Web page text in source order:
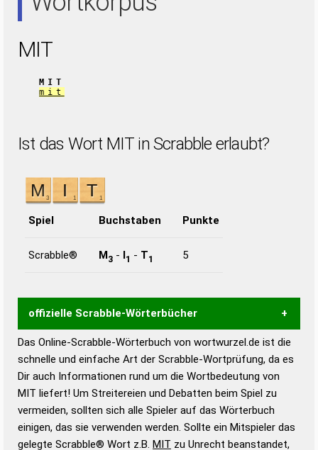
MIT
MIT
mit
Ist das Wort MIT in Scrabble erlaubt?
Spiel Buchstaben Punkte
Scrabble® M3 - I1 - T1 5
offizielle Scrabble-Wörterbücher
Wortwurzel liefert mit Hilfe eines semantischen
Wortanalyse-Algorithmus gute Anhaltspunkte zu
Wortbedeutung, Worttrennung und Wortform, um die
Gültigkeit eines Wortes für das Scrabble-Spiel zu
bestimmen!
zugelassene Turnier Scrabble-
Wörterbücher sind:
Das Online-Scrabble-Wörterbuch von wortwurzel.de ist die
schnelle und einfache Art der Scrabble-Wortprüfung, da es
Dir auch Informationen rund um die Wortbedeutung von
MIT liefert! Um Streitereien und Debatten beim Spiel zu
vermeiden, sollten sich alle Spieler auf das Wörterbuch
einigen, das sie verwenden werden. Sollte ein Mitspieler das
gelegte Scrabble® Wort z.B. MIT zu Unrecht beanstandet,